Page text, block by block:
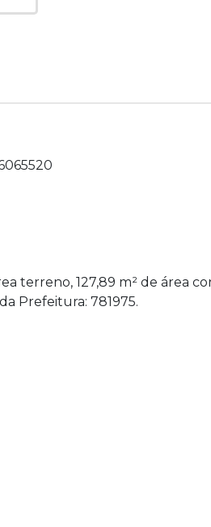
terreno, 127,89 m² de área
Prefeitura: 781975.